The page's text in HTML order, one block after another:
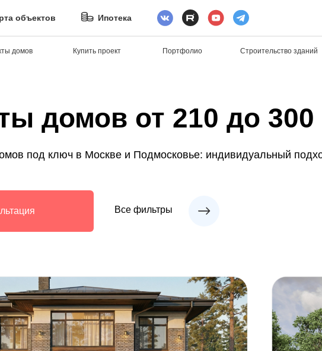
Портфолио
домов Купить проект
объектов Ипотека
Строительство зданий
под ключ в Москве и Подмосковье: индивидуальный
домов от 210 до 300
Все фильтры